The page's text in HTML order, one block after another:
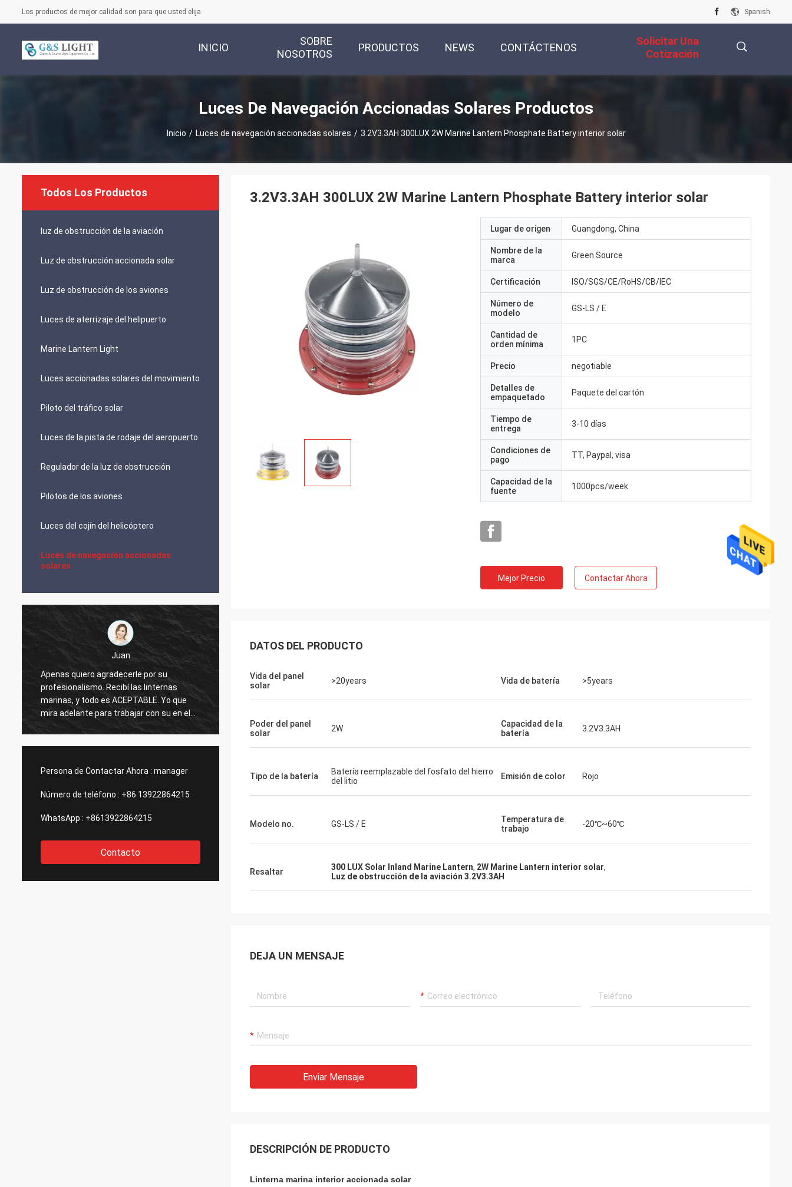
Los productos de mejor calidad son para que usted elija Spanish
INICIO
SOBRE
NOSOTROS
PRODUCTOS NEWS CONTÁCTENOS
Solicitar Una
Cotización
Luces De Navegación Accionadas Solares Productos
Inicio / Luces de navegación accionadas solares / 3.2V3.3AH 300LUX 2W Marine Lantern Phosphate Battery interior solar
Todos Los Productos
luz de obstrucción de la aviación
Luz de obstrucción accionada solar
Luz de obstrucción de los aviones
Luces de aterrizaje del helipuerto
Marine Lantern Light
Luces accionadas solares del movimiento
Piloto del tráfico solar
Luces de la pista de rodaje del aeropuerto
Regulador de la luz de obstrucción
Pilotos de los aviones
Luces del cojín del helicóptero
Luces de navegación accionadas
solares
Juan
Apenas quiero agradecerle por su
profesionalismo. Recibí las linternas
marinas, y todo es ACEPTABLE. Yo que
mira adelante para trabajar con su en el
futuro.
Luces en un buen precio, gente de la
Persona de Contactar Ahora : manager
Número de teléfono : +86 13922864215
WhatsApp : +8613922864215
Contacto
3.2V3.3AH 300LUX 2W Marine Lantern Phosphate Battery interior solar
Lugar de origen Guangdong, China
Nombre de la
marca
Green Source
Certificación ISO/SGS/CE/RoHS/CB/IEC
Número de
modelo
GS-LS / E
Cantidad de
orden mínima
1PC
Precio negotiable
Detalles de
empaquetado
Paquete del cartón
Tiempo de
entrega
3-10 días
Condiciones de
pago
TT, Paypal, visa
Capacidad de la
fuente
1000pcs/week
Mejor Precio Contactar Ahora
DATOS DEL PRODUCTO
Vida del panel
solar
>20years Vida de batería >5years
Poder del panel
solar
2W
Capacidad de la
batería
3.2V3.3AH
Tipo de la batería
Batería reemplazable del fosfato del hierro
del litio
Emisión de color Rojo
Modelo no. GS-LS / E
Temperatura de
trabajo
-20℃~60℃
Resaltar 300 LUX Solar Inland Marine Lantern, 2W Marine Lantern interior solar,
Luz de obstrucción de la aviación 3.2V3.3AH
DEJA UN MENSAJE
Enviar Mensaje
DESCRIPCIÓN DE PRODUCTO
Linterna marina interior accionada solar